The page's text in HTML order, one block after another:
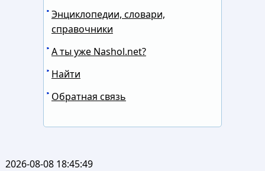
Энциклопедии, словари,
справочники
А ты уже Nashol.net?
Найти
Обратная связь
2026-08-08 18:45:49